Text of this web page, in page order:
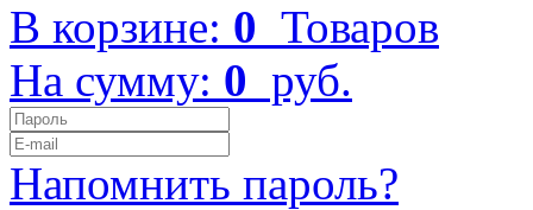
В корзине: 0 Товаров
На сумму: 0 руб.
Напомнить пароль?